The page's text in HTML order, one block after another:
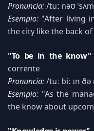
Pronuncia:/tuː nəʊ
Esempio: "After living
the city like the back
"To be in the know"
corrente
Pronuncia:/tuː biː ɪn
Esempio: "As the
the know about